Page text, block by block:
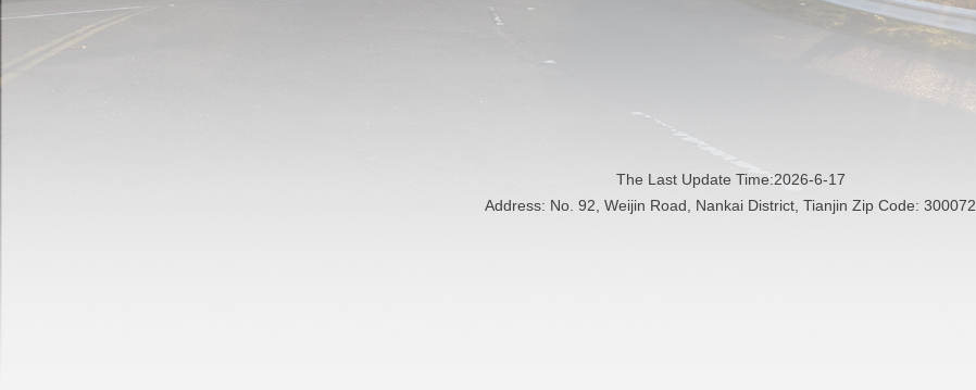
The Last Update Time:2026-6-17
Address: No. 92, Weijin Road, Nankai District, Tianjin Zip Code: 300072